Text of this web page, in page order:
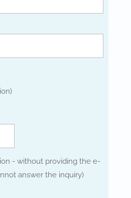
- without providing the e-
answer the inquiry)